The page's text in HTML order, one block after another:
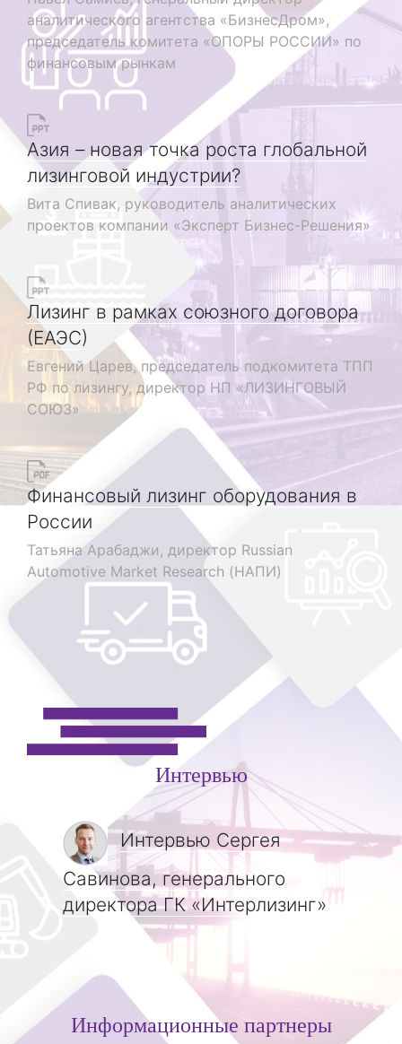
аналитического агентства «БизнесДром»,
председатель комитета «ОПОРЫ РОССИИ» по
финансовым рынкам
Азия – новая точка роста глобальной
лизинговой индустрии?
Вита Спивак, руководитель аналитических
проектов компании «Эксперт Бизнес-Решения»
Лизинг в рамках союзного договора
(ЕАЭС)
Евгений Царев, председатель подкомитета ТПП
РФ по лизингу, директор НП «ЛИЗИНГОВЫЙ
СОЮЗ»
Финансовый лизинг оборудования в
России
Татьяна Арабаджи, директор Russian
Automotive Market Research (НАПИ)
Интервью
Интервью Сергея
Савинова, генерального
директора ГК «Интерлизинг»
Информационные партнеры